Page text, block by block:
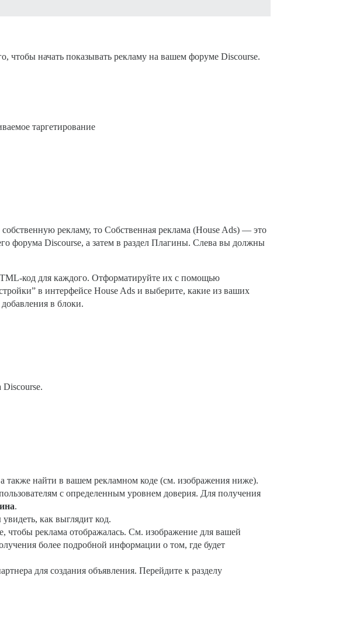
чтобы начать показывать рекламу на вашем форуме Discourse.
таргетирование
рекламу, то Собственная реклама (House Ads) — это
форума Discourse, а затем в раздел Плагины. Слева вы должны
код для каждого. Отформатируйте их с помощью
в интерфейсе House Ads и выберите, какие из ваших
в блоки.
найти в вашем рекламном коде (см. изображения ниже).
с определенным уровнем доверия. Для получения
.
как выглядит код.
чтобы реклама отображалась. См. изображение для вашей
более подробной информации о том, где будет
для создания объявления. Перейдите к разделу